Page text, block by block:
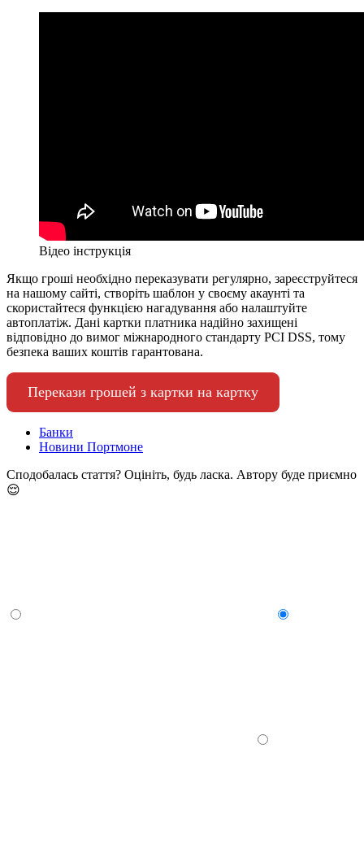
Відео інструкція
Якщо гроші необхідно переказувати регулярно, зареєструйтеся
на нашому сайті, створіть шаблон у своєму акаунті та
скористайтеся функцією нагадування або налаштуйте
автоплатіж. Дані картки платника надійно захищені
відповідно до вимог міжнародного стандарту PCI DSS, тому
безпека ваших коштів гарантована.
Перекази грошей з картки на картку
Банки
Новини Портмоне
Сподобалась стаття? Оцініть, будь ласка. Автору буде приємно
😌